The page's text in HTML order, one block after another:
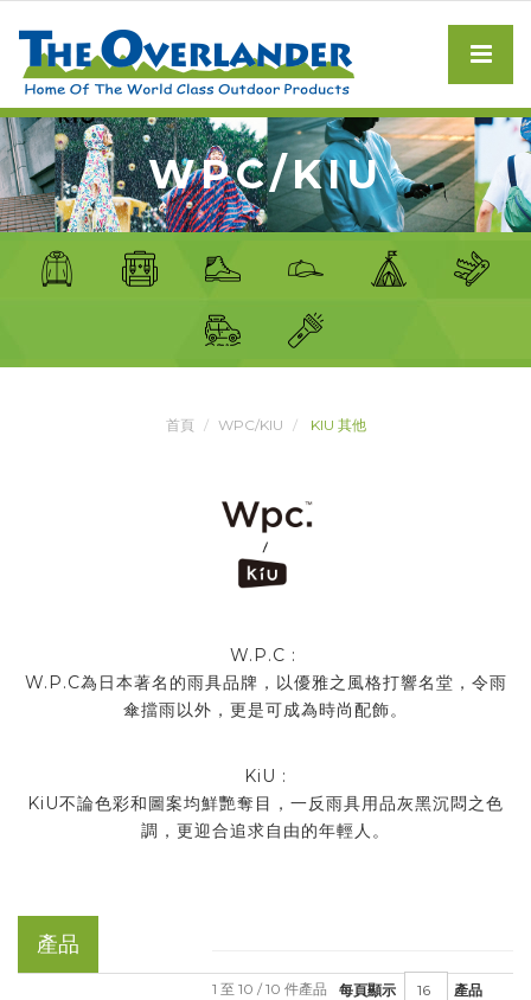
WPC/KIU
首頁 WPC/KIU KIU 其他
W.P.C :
W.P.C為日本著名的雨具品牌，以優雅之風格打響名堂，令雨
傘擋雨以外，更是可成為時尚配飾。
KiU :
KiU不論色彩和圖案均鮮艷奪目，一反雨具用品灰黑沉悶之色
調，更迎合追求自由的年輕人。
產品
每頁顯示 產品
1 至 10 / 10 件產品